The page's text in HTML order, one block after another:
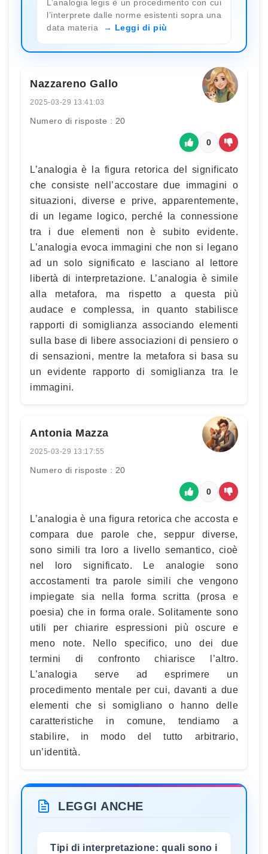
L’analogia legis è un procedimento con cui
l’interprete dalle norme esistenti sopra una
data materia
Leggi di più
Nazzareno Gallo
2025-03-29 13:41:03
Numero di risposte : 20
0
L’analogia è la figura retorica del significato
che consiste nell’accostare due immagini o
situazioni, diverse e prive, apparentemente,
di un legame logico, perché la connessione
tra i due elementi non è subito evidente.
L’analogia evoca immagini che non si legano
ad un solo significato e lasciano al lettore
libertà di interpretazione. L’analogia è simile
alla metafora, ma rispetto a questa più
audace e complessa, in quanto stabilisce
rapporti di somiglianza associando elementi
sulla base di libere associazioni di pensiero o
di sensazioni, mentre la metafora si basa su
un evidente rapporto di somiglianza tra le
immagini.
Antonia Mazza
2025-03-29 13:17:55
Numero di risposte : 20
0
L’analogia è una figura retorica che accosta e
compara due parole che, seppur diverse,
sono simili tra loro a livello semantico, cioè
nel loro significato. Le analogie sono
accostamenti tra parole simili che vengono
impiegate sia nella forma scritta (prosa e
poesia) che in forma orale. Solitamente sono
utili per chiarire espressioni più oscure e
meno note. Nello specifico, uno dei due
termini di confronto chiarisce l’altro.
L’analogia serve ad esprimere un
procedimento mentale per cui, davanti a due
elementi che si somigliano o hanno delle
caratteristiche in comune, tendiamo a
stabilire, in modo del tutto arbitrario,
un’identità.
LEGGI ANCHE
Tipi di interpretazione: quali sono i